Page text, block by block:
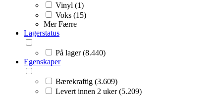
Vinyl (1)
Voks (15)
Mer Færre
Lagerstatus
På lager (8.440)
Egenskaper
Bærekraftig (3.609)
Levert innen 2 uker (5.209)